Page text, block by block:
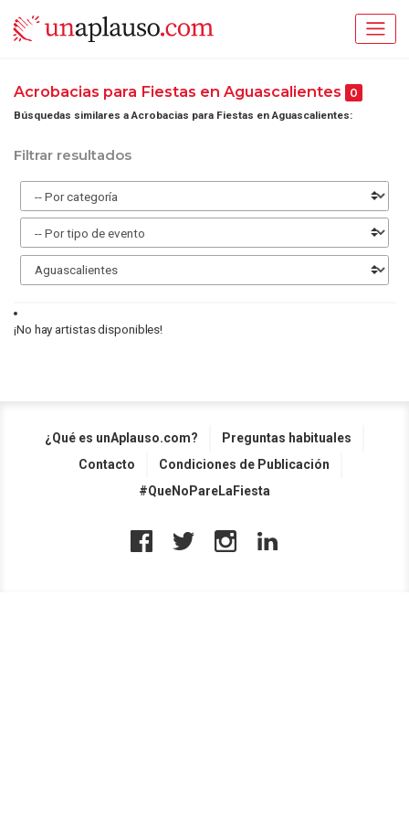
Acrobacias para Fiestas en Aguascalientes 0
Búsquedas similares a Acrobacias para Fiestas en Aguascalientes:
Filtrar resultados
¡No hay artistas disponibles!
¿Qué es unAplauso.com?
Preguntas habituales
Contacto
Condiciones de Publicación
#QueNoPareLaFiesta